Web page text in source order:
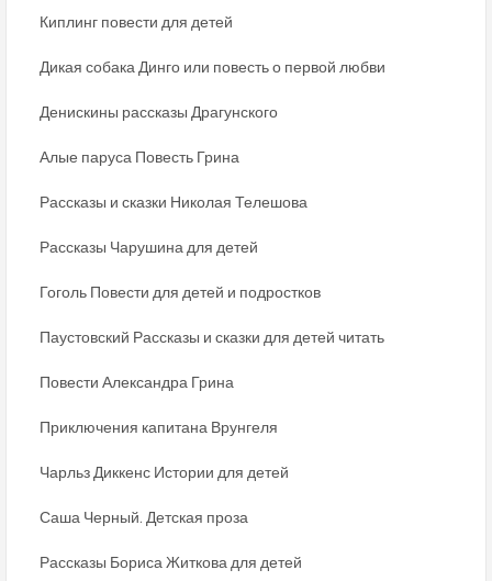
Киплинг повести для детей
Дикая собака Динго или повесть о первой любви
Денискины рассказы Драгунского
Алые паруса Повесть Грина
Рассказы и сказки Николая Телешова
Рассказы Чарушина для детей
Гоголь Повести для детей и подростков
Паустовский Рассказы и сказки для детей читать
Повести Александра Грина
Приключения капитана Врунгеля
Чарльз Диккенс Истории для детей
Саша Черный. Детская проза
Рассказы Бориса Житкова для детей